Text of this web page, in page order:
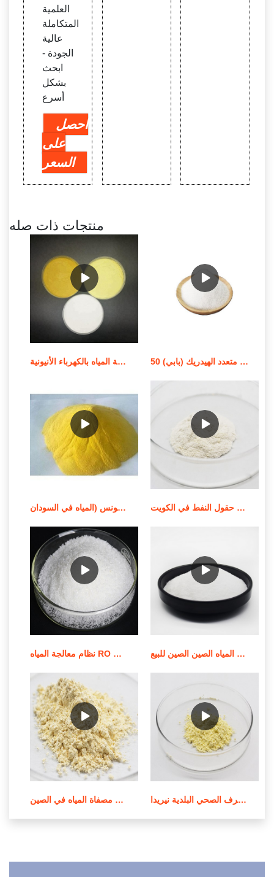
العلمية
المتكاملة
عالية
الجودة -
ابحث
بشكل
أسرع
احصل
على
السعر
منتجات ذات صله
معالجة المياه بالكهرباء الأنيونية (RX FLOC 100) في التسويق الأيرلندي معالجة المياه استر كحول فوسفات متعدد الهيدريك (بابي) 50%
شركات وموردي معالجة المياه في تونس (المياه في السودان كيماويات معالجة المياه كيماويات حقول النفط في الكويت
نظام معالجة المياه RO بقدرة 500 لتر في الساعة/نظام عرض RO للبيع أفضل المبيعات الكيميائية لمعالجة المياه الصين الصين للبيع
معالجة المياه وتنقيتها في مصفاة المياه في الصين محطة معالجة مياه الصرف الصحي البلدية نيريدا epe في الأردن